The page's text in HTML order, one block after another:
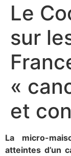
Le
sur
«
et
La micro-
atteintes d’un